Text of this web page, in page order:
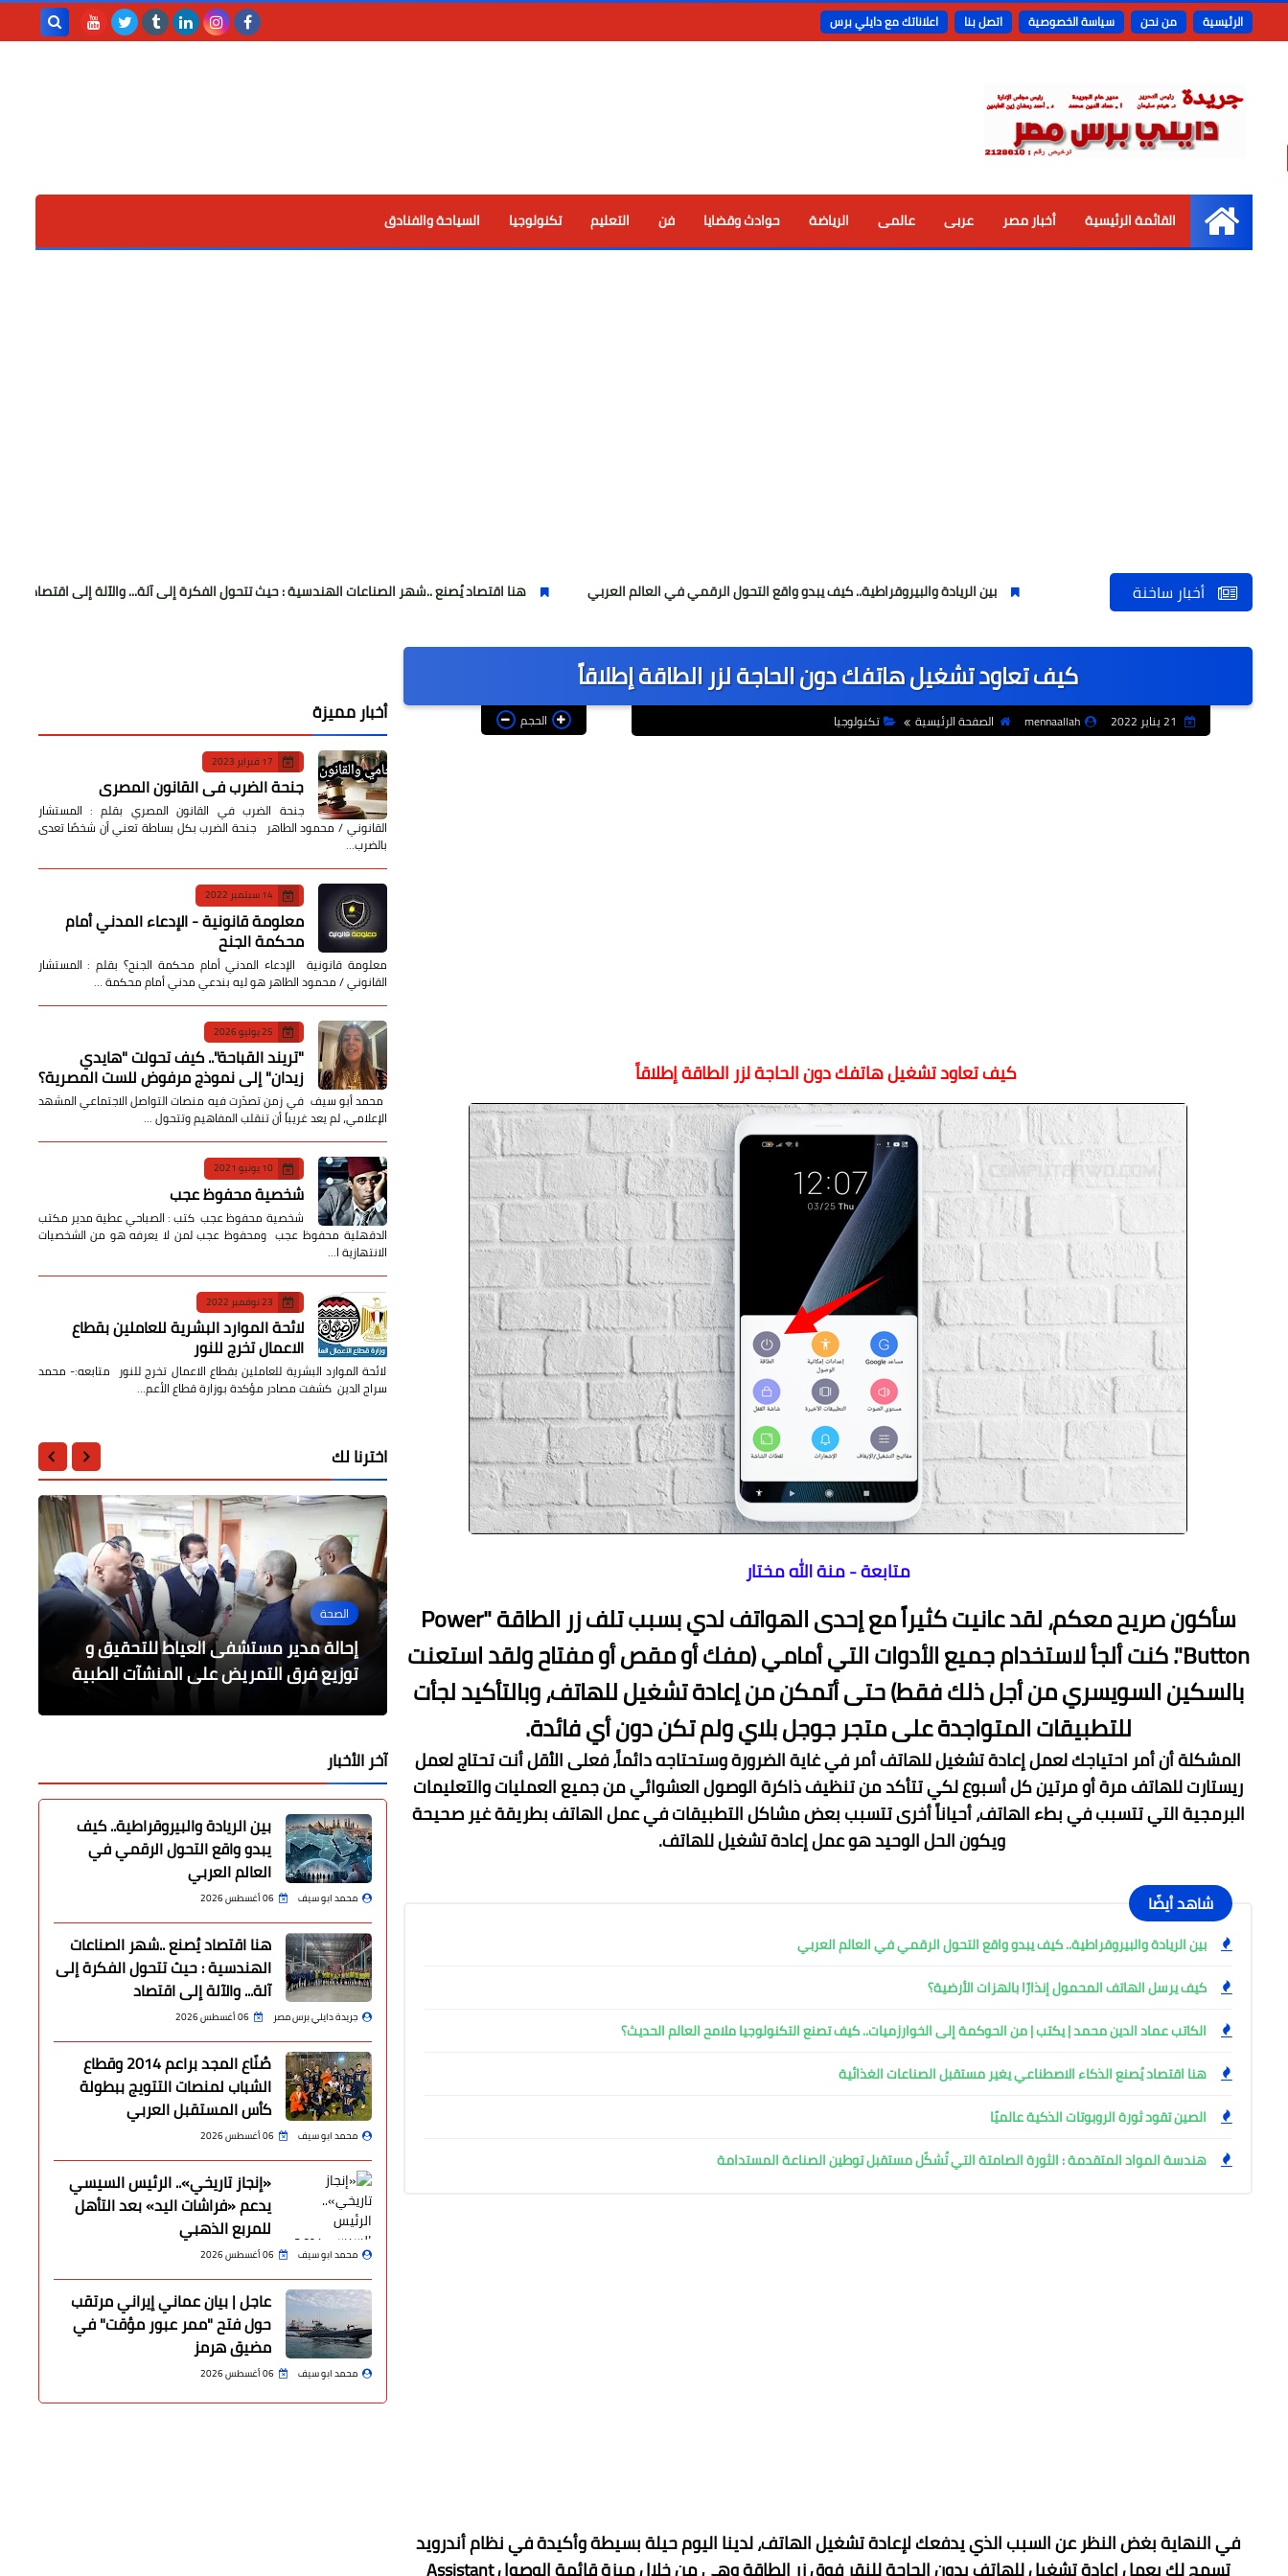
الرئيسية من نحن سياسة الخصوصية اتصل بنا اعلاناتك مع دايلي برس
الرئيسية
القائمة الرئيسية أخبار مصر عربى عالمى الرياضة حوادث وقضايا فن التعليم تكنولوجيا السياحة والفنادق
أخبار ساخنة بين الريادة والبيروقراطية.. كيف يبدو واقع التحول الرقمي في العالم العربي هنا اقتصاد يُصنع ..شهر الصناعات الهندسية : حيث تتحول الفكرة إلى آلة... والآلة إلى اقتصاد صُنّاع المجد براعم 2014 وقطاع الشباب
كيف تعاود تشغيل هاتفك دون الحاجة لزر الطاقة إطلاقاً
mennaallah الصفحة الرئيسية تكنولوجيا الحجم
كيف تعاود تشغيل هاتفك دون الحاجة لزر الطاقة إطلاقاً
متابعة - منة الله مختار
سأكون صريح معكم، لقد عانيت كثيراً مع إحدى الهواتف لدي بسبب تلف زر الطاقة "Power
Button". كنت ألجأ لاستخدام جميع الأدوات التي أمامي (مفك أو مقص أو مفتاح ولقد استعنت
بالسكين السويسري من أجل ذلك فقط) حتى أتمكن من إعادة تشغيل للهاتف، وبالتأكيد لجأت
للتطبيقات المتواجدة على متجر جوجل بلاي ولم تكن دون أي فائدة.
المشكلة أن أمر احتياجك لعمل إعادة تشغيل للهاتف أمر في غاية الضرورة وستحتاجه دائماً، فعلى الأقل أنت تحتاج لعمل
ريستارت للهاتف مرة أو مرتين كل أسبوع لكي تتأكد من تنظيف ذاكرة الوصول العشوائي من جميع العمليات والتعليمات
البرمجية التي تتسبب في بطء الهاتف، أحياناً أخرى تتسبب بعض مشاكل التطبيقات في عمل الهاتف بطريقة غير صحيحة
ويكون الحل الوحيد هو عمل إعادة تشغيل للهاتف.
شاهد أيضًا
بين الريادة والبيروقراطية.. كيف يبدو واقع التحول الرقمي في العالم العربي
كيف يرسل الهاتف المحمول إنذارًا بالهزات الأرضية؟
الكاتب عماد الدين محمد | يكتب | من الحوكمة إلى الخوارزميات.. كيف تصنع التكنولوجيا ملامح العالم الحديث؟
هنا اقتصاد يُصنع الذكاء الاصطناعي يغير مستقبل الصناعات الغذائية
الصين تقود ثورة الروبوتات الذكية عالميًا
هندسة المواد المتقدمة : الثورة الصامتة التي تُشكّل مستقبل توطين الصناعة المستدامة
في النهاية بغض النظر عن السبب الذي يدفعك لإعادة تشغيل الهاتف، لدينا اليوم حيلة بسيطة وأكيدة في نظام أندرويد
أخبار مميزة
17 فبراير 2023
جنحة الضرب في القانون المصري
جنحة الضرب في القانون المصري بقلم : المستشار
القانوني / محمود الطاهر جنحة الضرب بكل بساطة تعني أن شخصًا تعدى
بالضرب…
14 سبتمبر 2022
معلومة قانونية - الإدعاء المدني أمام
محكمة الجنح
معلومة قانونية الإدعاء المدني أمام محكمة الجنح؟ بقلم : المستشار
القانوني / محمود الطاهر هو ليه بندعي مدني أمام محكمة …
25 يوليو 2026
​"تريند القباحة".. كيف تحولت "هايدي
زيدان" إلى نموذج مرفوض للست المصرية؟
​ محمد أبو سيف ​في زمن تصدّرت فيه منصات التواصل الاجتماعي المشهد
الإعلامي، لم يعد غريباً أن تنقلب المفاهيم وتتحول …
10 يونيو 2021
شخصية محفوظ عجب
شخصية محفوظ عجب كتب : الصباحي عطية مدير مكتب
الدقهلية محفوظ عجب ومحفوظ عجب لمن لا يعرفه هو من الشخصيات
الانتهازية ا…
23 نوفمبر 2022
لائحة الموارد البشرية للعاملين بقطاع
الاعمال تخرج للنور
لائحة الموارد البشرية للعاملين بقطاع الاعمال تخرج للنور متابعه:- محمد
سراج الدين كشفت مصادر مؤكدة بوزارة قطاع الأعم…
اخترنا لك
حنين فارس
مقالات
عيد الغطاس عبر التاريخ
حنين فارس
الصحة
وزير الصحة: إقالة مدير الرعاية الأساسية
بالجيزة
حنين فارس
الصحة
إحالة مدير مستشفى العياط للتحقيق و
توزيع فرق التمريض على المنشآت الطبية
عماد الدين محمد
السياحة والفنادق
امين عام السياحيين يطلق مبادره كيف
نستقبل السائح
التعليم
وزير التعليم العالي: مصر تجني ثمار دعم
ابتكارات علمائها
آخر الأخبار
بين الريادة والبيروقراطية.. كيف
يبدو واقع التحول الرقمي في
العالم العربي
محمد ابو سيف 06 أغسطس 2026
هنا اقتصاد يُصنع ..شهر الصناعات
الهندسية : حيث تتحول الفكرة إلى
آلة... والآلة إلى اقتصاد
جريدة دايلي برس مصر 06 أغسطس 2026
صُنّاع المجد براعم 2014 وقطاع
الشباب لمنصات التتويج ببطولة
كأس المستقبل العربي
محمد ابو سيف 06 أغسطس 2026
«إنجاز تاريخي».. الرئيس السيسي
يدعم «فراشات اليد» بعد التأهل
للمربع الذهبي
محمد ابو سيف 06 أغسطس 2026
عاجل | بيان عماني إيراني مرتقب
حول فتح "ممر عبور مؤقت" في
مضيق هرمز
محمد ابو سيف 06 أغسطس 2026